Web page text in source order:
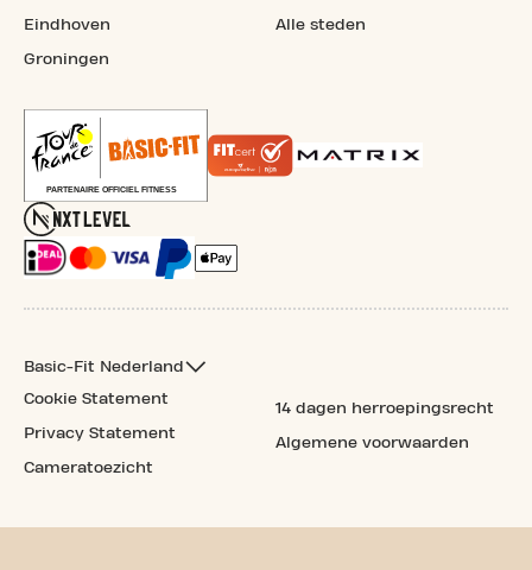
Eindhoven
Groningen
Alle steden
Basic-Fit Nederland
Cookie Statement
Privacy Statement
Cameratoezicht
14 dagen herroepingsrecht
Algemene voorwaarden